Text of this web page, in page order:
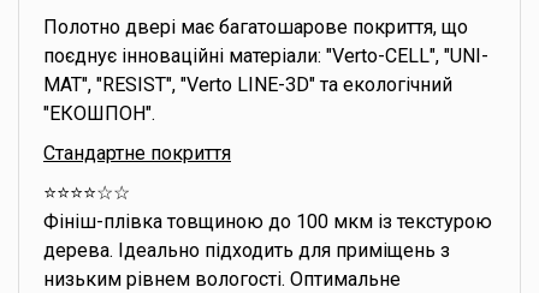
Полотно двері має багатошарове покриття, що
поєднує інноваційні матеріали: "Verto-CELL", "UNI-
MAT", "RESIST", "Verto LINE-3D" та екологічний
"ЕКОШПОН".
Стандартне покриття
⭐️⭐️⭐️⭐️☆☆
Фініш-плівка товщиною до 100 мкм із текстурою
дерева. Ідеально підходить для приміщень з
низьким рівнем вологості. Оптимальне